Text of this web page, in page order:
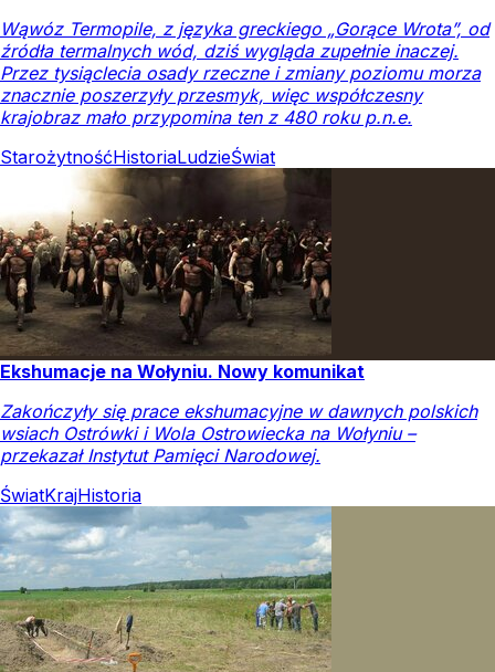
Wąwóz Termopile, z języka greckiego „Gorące Wrota”, od
źródła termalnych wód, dziś wygląda zupełnie inaczej.
Przez tysiąclecia osady rzeczne i zmiany poziomu morza
znacznie poszerzyły przesmyk, więc współczesny
krajobraz mało przypomina ten z 480 roku p.n.e.
StarożytnośćHistoriaLudzieŚwiat
Ekshumacje na Wołyniu. Nowy komunikat
Zakończyły się prace ekshumacyjne w dawnych polskich
wsiach Ostrówki i Wola Ostrowiecka na Wołyniu –
przekazał Instytut Pamięci Narodowej.
ŚwiatKrajHistoria